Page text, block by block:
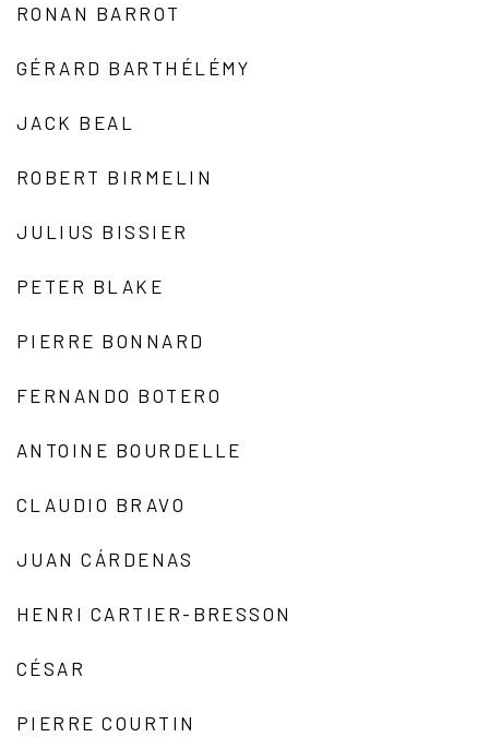
RONAN BARROT
GÉRARD BARTHÉLÉMY
JACK BEAL
ROBERT BIRMELIN
JULIUS BISSIER
PETER BLAKE
PIERRE BONNARD
FERNANDO BOTERO
ANTOINE BOURDELLE
CLAUDIO BRAVO
JUAN CÁRDENAS
HENRI CARTIER-BRESSON
CÉSAR
PIERRE COURTIN